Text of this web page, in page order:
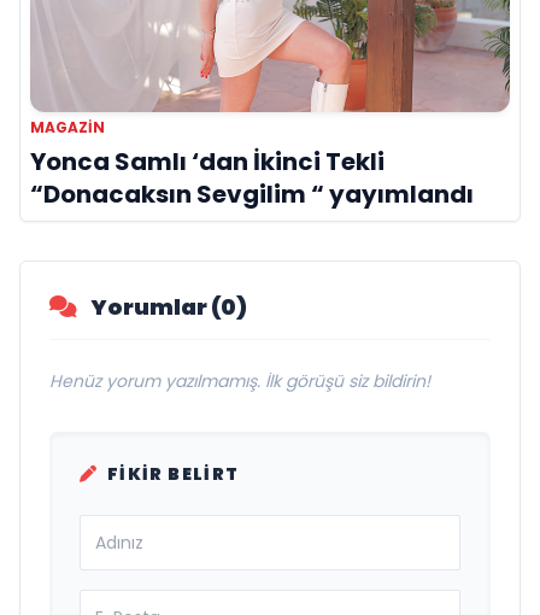
MAGAZIN
Yonca Samlı ‘dan İkinci Tekli
“Donacaksın Sevgilim “ yayımlandı
Yorumlar (0)
Henüz yorum yazılmamış. İlk görüşü siz bildirin!
FIKIR BELIRT